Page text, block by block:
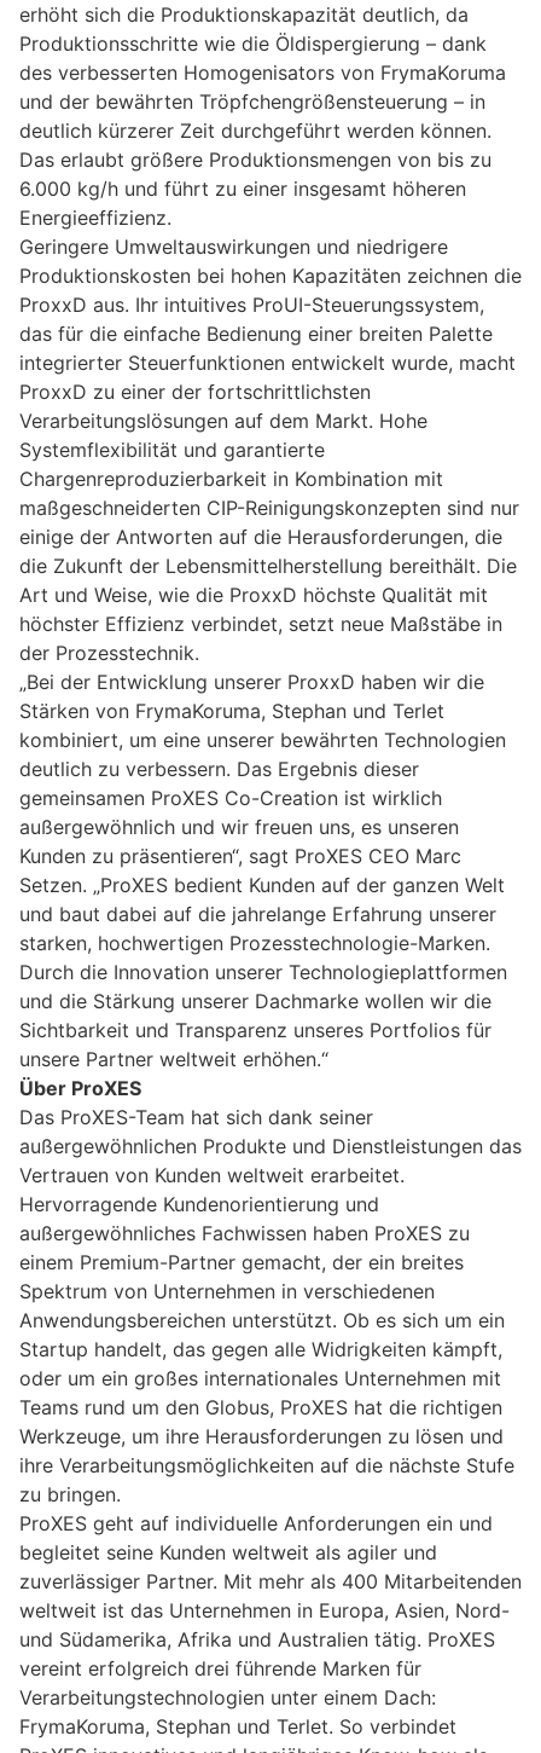
erhöht sich die Produktionskapazität deutlich, da
Produktionsschritte wie die Öldispergierung – dank
des verbesserten Homogenisators von FrymaKoruma
und der bewährten Tröpfchengrößensteuerung – in
deutlich kürzerer Zeit durchgeführt werden können.
Das erlaubt größere Produktionsmengen von bis zu
6.000 kg/h und führt zu einer insgesamt höheren
Energieeffizienz.
Geringere Umweltauswirkungen und niedrigere
Produktionskosten bei hohen Kapazitäten zeichnen die
ProxxD aus. Ihr intuitives ProUI-Steuerungssystem,
das für die einfache Bedienung einer breiten Palette
integrierter Steuerfunktionen entwickelt wurde, macht
ProxxD zu einer der fortschrittlichsten
Verarbeitungslösungen auf dem Markt. Hohe
Systemflexibilität und garantierte
Chargenreproduzierbarkeit in Kombination mit
maßgeschneiderten CIP-Reinigungskonzepten sind nur
einige der Antworten auf die Herausforderungen, die
die Zukunft der Lebensmittelherstellung bereithält. Die
Art und Weise, wie die ProxxD höchste Qualität mit
höchster Effizienz verbindet, setzt neue Maßstäbe in
der Prozesstechnik.
„Bei der Entwicklung unserer ProxxD haben wir die
Stärken von FrymaKoruma, Stephan und Terlet
kombiniert, um eine unserer bewährten Technologien
deutlich zu verbessern. Das Ergebnis dieser
gemeinsamen ProXES Co-Creation ist wirklich
außergewöhnlich und wir freuen uns, es unseren
Kunden zu präsentieren“, sagt ProXES CEO Marc
Setzen. „ProXES bedient Kunden auf der ganzen Welt
und baut dabei auf die jahrelange Erfahrung unserer
starken, hochwertigen Prozesstechnologie-Marken.
Durch die Innovation unserer Technologieplattformen
und die Stärkung unserer Dachmarke wollen wir die
Sichtbarkeit und Transparenz unseres Portfolios für
unsere Partner weltweit erhöhen.“
Über ProXES
Das ProXES-Team hat sich dank seiner
außergewöhnlichen Produkte und Dienstleistungen das
Vertrauen von Kunden weltweit erarbeitet.
Hervorragende Kundenorientierung und
außergewöhnliches Fachwissen haben ProXES zu
einem Premium-Partner gemacht, der ein breites
Spektrum von Unternehmen in verschiedenen
Anwendungsbereichen unterstützt. Ob es sich um ein
Startup handelt, das gegen alle Widrigkeiten kämpft,
oder um ein großes internationales Unternehmen mit
Teams rund um den Globus, ProXES hat die richtigen
Werkzeuge, um ihre Herausforderungen zu lösen und
ihre Verarbeitungsmöglichkeiten auf die nächste Stufe
zu bringen.
ProXES geht auf individuelle Anforderungen ein und
begleitet seine Kunden weltweit als agiler und
zuverlässiger Partner. Mit mehr als 400 Mitarbeitenden
weltweit ist das Unternehmen in Europa, Asien, Nord-
und Südamerika, Afrika und Australien tätig. ProXES
vereint erfolgreich drei führende Marken für
Verarbeitungstechnologien unter einem Dach:
FrymaKoruma, Stephan und Terlet. So verbindet